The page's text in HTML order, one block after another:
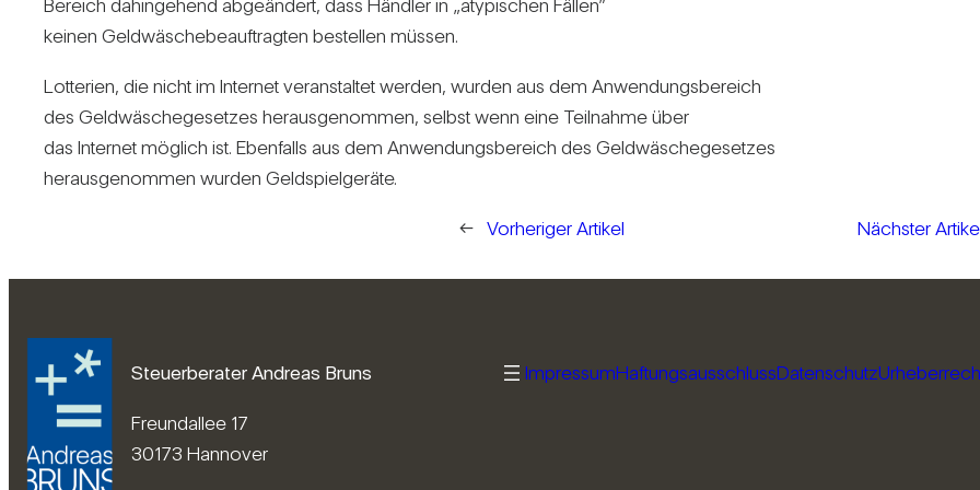
Bereich dahin­ge­hend abge­än­dert, dass Händler in „aty­pi­schen Fällen”
keinen Geld­wä­sche­be­auf­tragten bestellen müssen.
Lot­te­rien, die nicht im Internet ver­an­staltet werden, wurden aus dem Anwen­dungs­be­reich
des Geld­wä­sche­ge­setzes her­aus­ge­nommen, selbst wenn eine Teil­nahme über
das Internet mög­lich ist. Eben­falls aus dem Anwen­dungs­be­reich des Geld­wä­sche­ge­setzes
her­aus­ge­nommen wurden Geld­spiel­ge­räte.
← Vorheriger Artikel Nächster
Steuerberater Andreas Bruns
Freundallee 17
30173 Hannover
ImpressumHaftungsausschlussDatenschutz